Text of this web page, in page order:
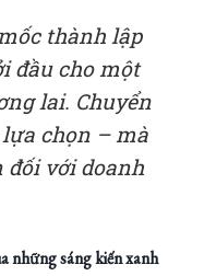
thành lập
đầu cho một
lai. Chuyển
chọn – mà
đối với doanh
những sáng kiến xanh